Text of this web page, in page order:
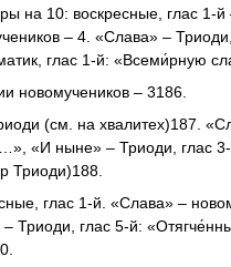
на 10: воскресные, глас 1-
– 4. «Слава» –
глас 1-й: «Всеми́рную
новомучеников – 3186.
(см. на хвалитех)187.
«И ныне» – Триоди, глас
Триоди)188.
глас 1-й. «Слава» –
глас 5-й: